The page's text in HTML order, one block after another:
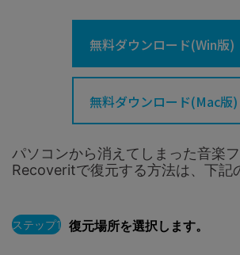
無料ダウンロード(Win版)
無料ダウンロード(Mac版)
パソコンから消えてしまった音楽
Recoveritで復元する方法は、下記
ステップ1 復元場所を選択します。